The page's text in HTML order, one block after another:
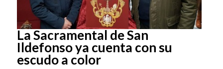
La Sacramental de San
Ildefonso ya cuenta con su
escudo a color